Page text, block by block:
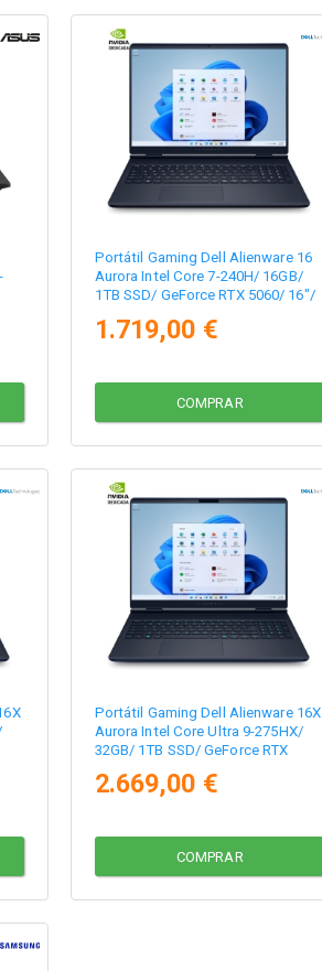
Portátil Gaming Dell Alienware 16
Aurora Intel Core 7-240H/ 16GB/
1TB SSD/ GeForce RTX 5060/ 16"/
1.719,00 €
COMPRAR
Portátil Gaming Dell Alienware 16X
Aurora Intel Core Ultra 9-275HX/
32GB/ 1TB SSD/ GeForce RTX
2.669,00 €
COMPRAR